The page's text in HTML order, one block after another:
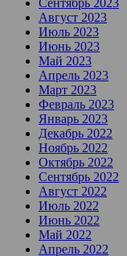
Сентябрь 2023
Август 2023
Июль 2023
Июнь 2023
Май 2023
Апрель 2023
Март 2023
Февраль 2023
Январь 2023
Декабрь 2022
Ноябрь 2022
Октябрь 2022
Сентябрь 2022
Август 2022
Июль 2022
Июнь 2022
Май 2022
Апрель 2022